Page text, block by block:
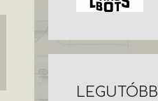
LEGUTÓBBI